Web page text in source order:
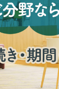
す！棚から指
気になる